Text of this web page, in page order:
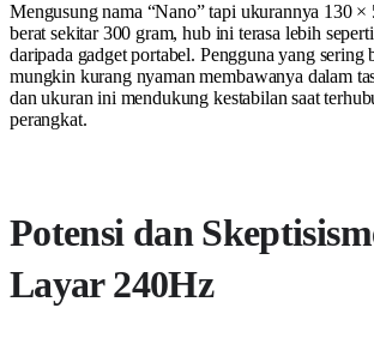
Mengusung nama “Nano” tapi ukurannya 130 ×
berat sekitar 300 gram, hub ini terasa lebih
daripada gadget portabel. Pengguna yang sering
mungkin kurang nyaman membawanya dalam
dan ukuran ini mendukung kestabilan saat
perangkat.
Potensi dan
Layar 240Hz